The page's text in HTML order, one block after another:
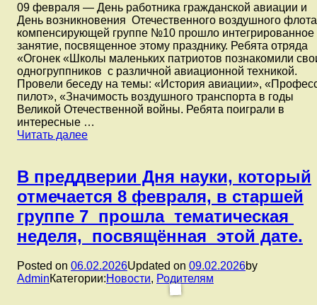
ребята
из
подготовительной
группы
№9
«Гномики»
отряда
«Огонёк»
школы
маленьких
патриотов
«Движения
Первых»
прочитали
стихи
о
Ростове
военные
годы,
09 февраля — День работника гражданской авиации и
День возникновения Отечественного воздушного
компенсирующей группе №10 прошло интегрированное
занятие, посвященное этому празднику. Ребята отряда
«Огонек «Школы маленьких патриотов познакомили
одногруппников с различной авиационной техникой.
Провели беседу на темы: «История авиации»,
пилот», «Значимость воздушного транспорта в годы
Великой Отечественной войны. Ребята поиграли в
интересные …
Читать далее09
День
работника
гражданской
авиации
и
День
возникновения
Отечественного
воздушного
флота.
В преддверии Дня науки, который
отмечается 8 февраля, в старшей
группе 7 прошла тематическая
неделя, посвящённая этой дате.
Posted on 06.02.2026Updated on 09.02.2026by
AdminКатегории:Новости, Родителям